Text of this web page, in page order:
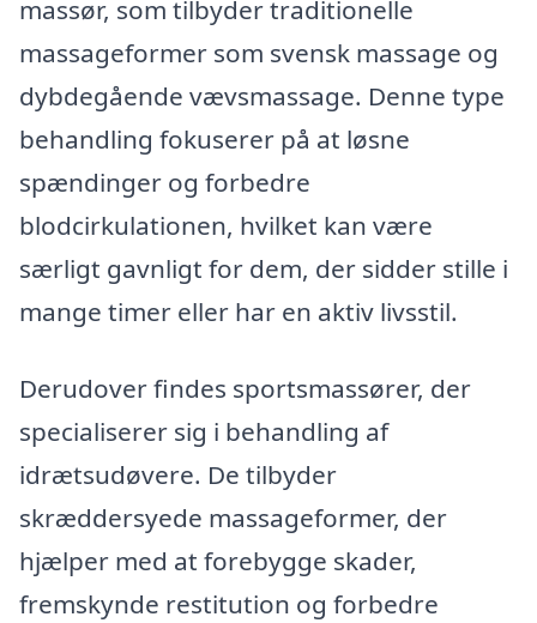
massør, som tilbyder traditionelle
massageformer som svensk massage og
dybdegående vævsmassage. Denne type
behandling fokuserer på at løsne
spændinger og forbedre
blodcirkulationen, hvilket kan være
særligt gavnligt for dem, der sidder stille i
mange timer eller har en aktiv livsstil.
Derudover findes sportsmassører, der
specialiserer sig i behandling af
idrætsudøvere. De tilbyder
skræddersyede massageformer, der
hjælper med at forebygge skader,
fremskynde restitution og forbedre